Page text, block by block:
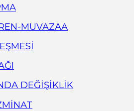
MUVAZAA
DEĞİŞİKLİK